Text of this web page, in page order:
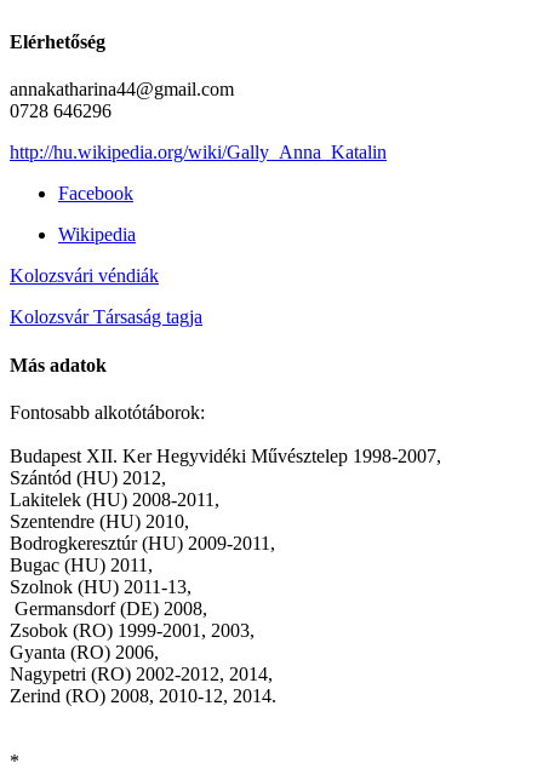
Elérhetőség
annakatharina44@gmail.com
0728 646296
http://hu.wikipedia.org/wiki/Gally_Anna_Katalin
Facebook
Wikipedia
Kolozsvári véndiák
Kolozsvár Társaság tagja
Más adatok
Fontosabb alkotótáborok:
Budapest XII. Ker Hegyvidéki Művésztelep 1998-2007,
Szántód (HU) 2012,
Lakitelek (HU) 2008-2011,
Szentendre (HU) 2010,
Bodrogkeresztúr (HU) 2009-2011,
Bugac (HU) 2011,
Szolnok (HU) 2011-13,
Germansdorf (DE) 2008,
Zsobok (RO) 1999-2001, 2003,
Gyanta (RO) 2006,
Nagypetri (RO) 2002-2012, 2014,
Zerind (RO) 2008, 2010-12, 2014.
*